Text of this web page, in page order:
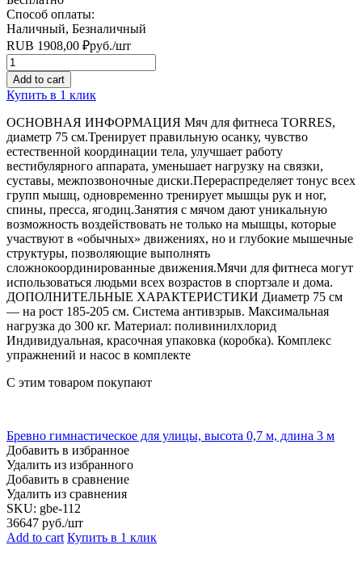
Способ оплаты:
Наличный, Безналичный
RUB 1908,00 ₽руб./шт
Quantity
Add to cart
Купить в 1 клик
ОСНОВНАЯ ИНФОРМАЦИЯ Мяч для фитнеса TORRES,
диаметр 75 см.Тренирует правильную осанку, чувство
естественной координации тела, улучшает работу
вестибулярного аппарата, уменьшает нагрузку на связки,
суставы, межпозвоночные диски.Перераспределяет тонус всех
групп мышц, одновременно тренирует мышцы рук и ног,
спины, пресса, ягодиц.Занятия с мячом дают уникальную
возможность воздействовать не только на мышцы, которые
участвуют в «обычных» движениях, но и глубокие мышечные
структуры, позволяющие выполнять
сложнокоординированные движения.Мячи для фитнеса могут
использоваться людьми всех возрастов в спортзале и дома.
ДОПОЛНИТЕЛЬНЫЕ ХАРАКТЕРИСТИКИ Диаметр 75 см
— на рост 185-205 см. Система антивзрыв. Максимальная
нагрузка до 300 кг. Материал: поливинилхлорид
Индивидуальная, красочная упаковка (коробка). Комплекс
упражнений и насос в комплекте
С этим товаром покупают
Бревно гимнастическое для улицы, высота 0,7 м, длина 3 м
Добавить в избранное
Удалить из избранного
Добавить в сравнение
Удалить из сравнения
SKU: gbe-112
36647 руб./шт
Add to cart Купить в 1 клик